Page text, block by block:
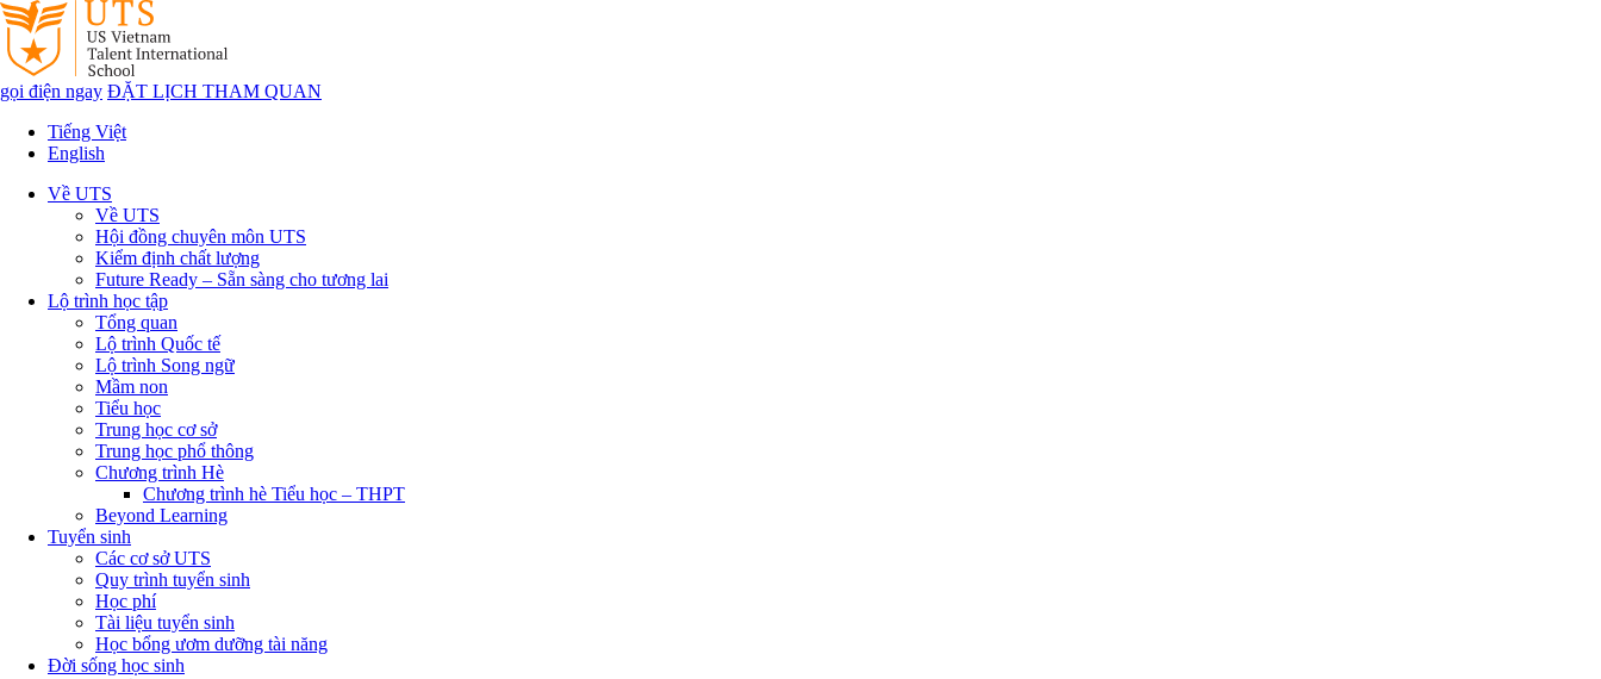
gọi điện ngay ĐẶT LỊCH THAM QUAN
Tiếng Việt
English
Về UTS
Về UTS
Hội đồng chuyên môn UTS
Kiểm định chất lượng
Future Ready – Sẵn sàng cho tương lai
Lộ trình học tập
Tổng quan
Lộ trình Quốc tế
Lộ trình Song ngữ
Mầm non
Tiểu học
Trung học cơ sở
Trung học phổ thông
Chương trình Hè
Chương trình hè Tiểu học – THPT
Beyond Learning
Tuyển sinh
Các cơ sở UTS
Quy trình tuyển sinh
Học phí
Tài liệu tuyển sinh
Học bổng ươm dưỡng tài năng
Đời sống học sinh